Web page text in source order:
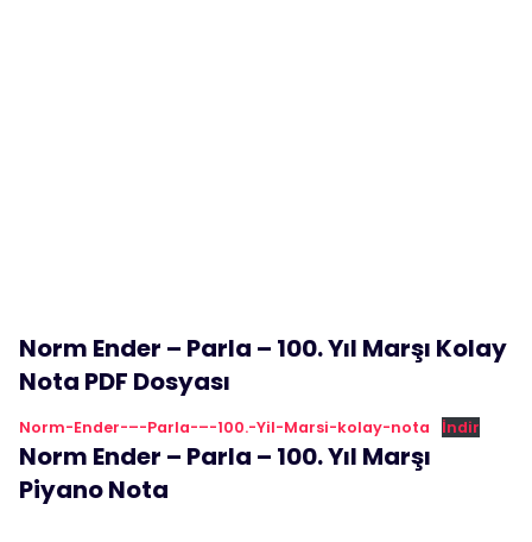
Norm Ender – Parla – 100. Yıl Marşı Kolay
Nota PDF Dosyası
Norm-Ender-–-Parla-–-100.-Yil-Marsi-kolay-nota İndir
Norm Ender – Parla – 100. Yıl Marşı
Piyano Nota